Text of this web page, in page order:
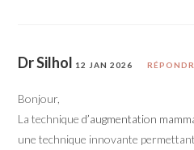
Dr Silhol 12 JAN 2026
Bonjour,
La techniqued’augmentation
une technique innovante